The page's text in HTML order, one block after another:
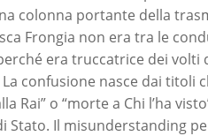
colonna portante della
Frongia non era tra le
era truccatrice dei volti
confusione nasce dai titoli
Rai” o “morte a Chi l’ha
Stato. Il misunderstanding